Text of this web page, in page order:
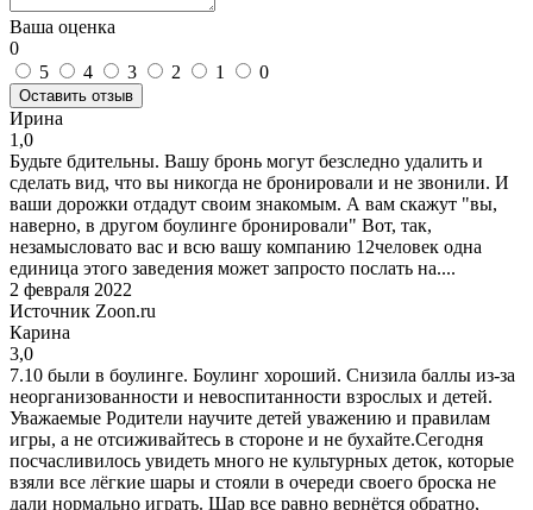
Ваша оценка
0
5
4 3 2 1 0
Оставить отзыв
Ирина
1,0
Будьте бдительны. Вашу бронь могут безследно удалить и
сделать вид, что вы никогда не бронировали и не звонили. И
ваши дорожки отдадут своим знакомым. А вам скажут "вы,
наверно, в другом боулинге бронировали" Вот, так,
незамысловато вас и всю вашу компанию 12человек одна
единица этого заведения может запросто послать на....
2 февраля 2022
Источник Zoon.ru
Карина
3,0
7.10 были в боулинге. Боулинг хороший. Снизила баллы из-за
неорганизованности и невоспитанности взрослых и детей.
Уважаемые Родители научите детей уважению и правилам
игры, а не отсиживайтесь в стороне и не бухайте.Сегодня
посчасливилось увидеть много не культурных деток, которые
взяли все лёгкие шары и стояли в очереди своего броска не
дали нормально играть. Шар все равно вернётся обратно,